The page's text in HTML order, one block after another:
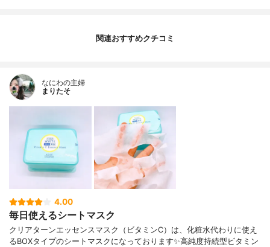
関連おすすめクチコミ
なにわの主婦
まりたそ
4.00
毎日使えるシートマスク
クリアターンエッセンスマスク（ビタミンC）は、化粧水代わりに使え
るBOXタイプのシートマスクになっております✨高純度持続型ビタミン